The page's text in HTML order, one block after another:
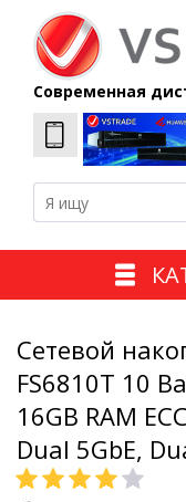
Современная
Сетевой
FS6810T 10
16GB RAM
Dual 5GbE,